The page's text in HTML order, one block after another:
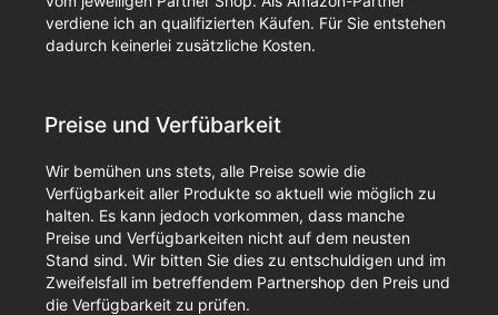
verdiene ich an qualifizierten Käufen. Für Sie entstehen
dadurch keinerlei zusätzliche Kosten.
Preise und Verfübarkeit
Wir bemühen uns stets, alle Preise sowie die
Verfügbarkeit aller Produkte so aktuell wie möglich zu
halten. Es kann jedoch vorkommen, dass manche
Preise und Verfügbarkeiten nicht auf dem neusten
Stand sind. Wir bitten Sie dies zu entschuldigen und im
Zweifelsfall im betreffendem Partnershop den Preis und
die Verfügbarkeit zu prüfen.